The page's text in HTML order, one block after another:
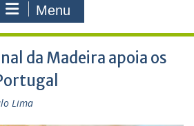
Menu
da Madeira apoia os
Lima